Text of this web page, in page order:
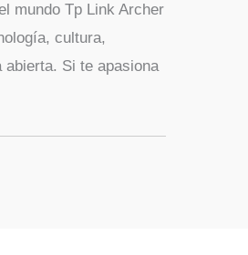
mundo Tp Link Archer
cultura,
abierta. Si te apasiona